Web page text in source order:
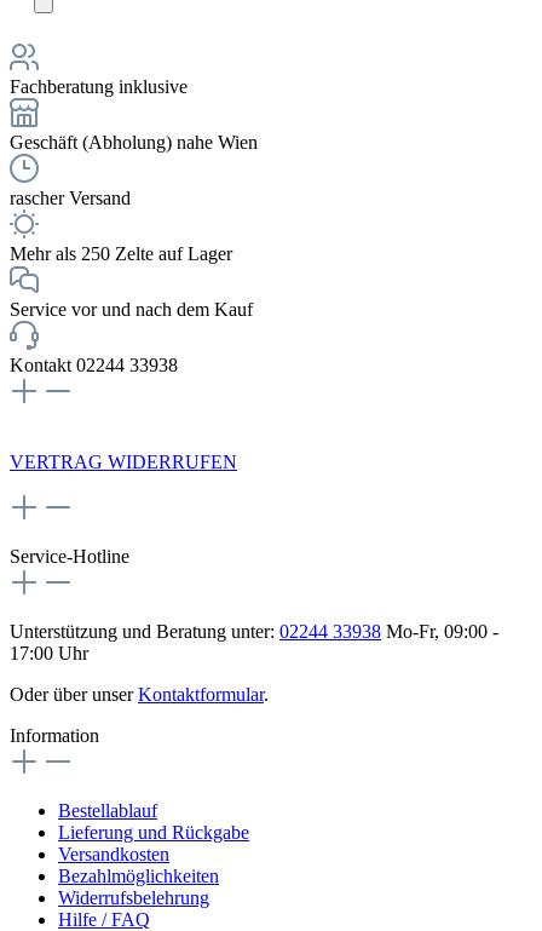
Fachberatung inklusive
Geschäft (Abholung) nahe Wien
rascher Versand
Mehr als 250 Zelte auf Lager
Service vor und nach dem Kauf
Kontakt 02244 33938
VERTRAG WIDERRUFEN
Service-Hotline
Unterstützung und Beratung unter: 02244 33938 Mo-Fr, 09:00 -
17:00 Uhr
Oder über unserKontaktformular.
Information
Bestellablauf
Lieferung und Rückgabe
Versandkosten
Bezahlmöglichkeiten
Widerrufsbelehrung
Hilfe / FAQ